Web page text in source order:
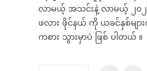
လာမယ့် အသင်းနဲ့ လာမယ့် ၂၀၂
ဖလား ဖိုင်နယ် ကို ယခင်နှစ်မျ
ကစား သွားမှာပဲ ဖြစ် ပါတယ် ။